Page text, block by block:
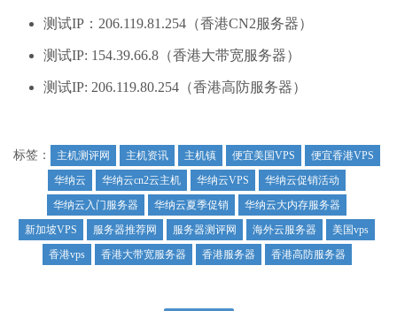
测试IP：206.119.81.254（香港CN2服务器）
测试IP: 154.39.66.8（香港大带宽服务器）
测试IP: 206.119.80.254（香港高防服务器）
标签： 主机测评网 主机资讯 主机镇 便宜美国VPS
便宜香港VPS
华纳云
华纳云cn2云主机 华纳云VPS
华纳云促销活动
华纳云入门服务器
华纳云夏季促销
华纳云大内存服务器
新加坡VPS
服务器推荐网 服务器测评网 海外云服务器
美国vps
香港vps
香港大带宽服务器 香港服务器 香港高防服务器